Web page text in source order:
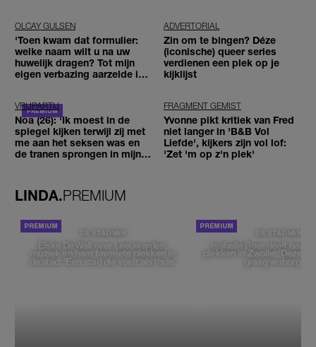
OLCAY GULSEN
'Toen kwam dat formulier:
welke naam wilt u na uw
huwelijk dragen? Tot mijn
eigen verbazing aarzelde ik
ADVERTORIAL
Zin om te bingen? Déze
(iconische) queer series
verdienen een plek op je
kijklijst
VRIJPARTIJ
Noa (26): 'Ik moest in de
spiegel kijken terwijl zij met
me aan het seksen was en
de tranen sprongen in mijn
FRAGMENT GEMIST
Yvonne pikt kritiek van Fred
niet langer in 'B&B Vol
Liefde', kijkers zijn vol lof:
'Zet 'm op z'n plek'
LINDA.PREMIUM
DE STAD VAN
Elske DeWall over Leeuwarden,
muziek en haar favoriete plekken in
de stad: 'Een stad die voelt als thuis'
DE STAD VAN
Isabelle Boer deelt haar
plekken in Zwolle: 'Deze
graag verborgen'